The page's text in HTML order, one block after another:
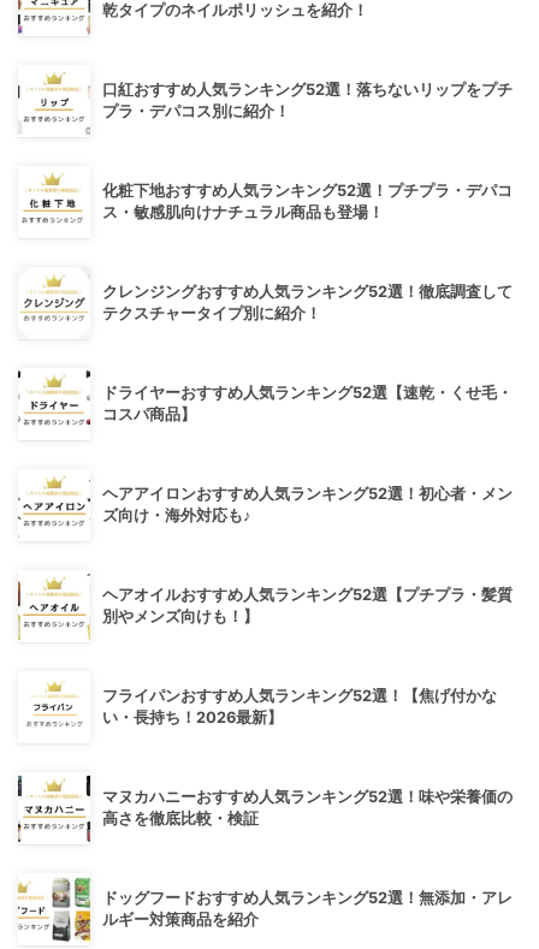
乾タイプのネイルポリッシュを紹介！
口紅おすすめ人気ランキング52選！落ちないリップをプチ
プラ・デパコス別に紹介！
化粧下地おすすめ人気ランキング52選！プチプラ・デパコ
ス・敏感肌向けナチュラル商品も登場！
クレンジングおすすめ人気ランキング52選！徹底調査して
テクスチャータイプ別に紹介！
ドライヤーおすすめ人気ランキング52選【速乾・くせ毛・
コスパ商品】
ヘアアイロンおすすめ人気ランキング52選！初心者・メン
ズ向け・海外対応も♪
ヘアオイルおすすめ人気ランキング52選【プチプラ・髪質
別やメンズ向けも！】
フライパンおすすめ人気ランキング52選！【焦げ付かな
い・長持ち！2026最新】
マヌカハニーおすすめ人気ランキング52選！味や栄養価の
高さを徹底比較・検証
ドッグフードおすすめ人気ランキング52選！無添加・アレ
ルギー対策商品を紹介